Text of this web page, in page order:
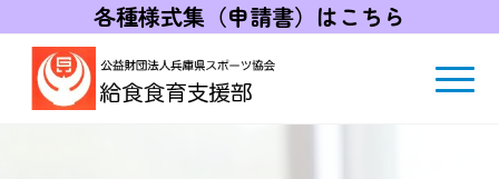
各種様式集（申請書）はこちら